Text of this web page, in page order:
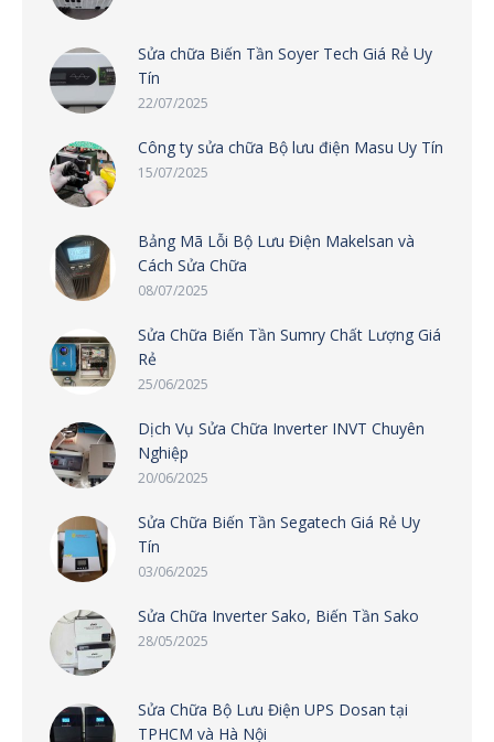
Sửa chữa Biến Tần Soyer Tech Giá Rẻ Uy
Tín
22/07/2025
Công ty sửa chữa Bộ lưu điện Masu Uy Tín
15/07/2025
Bảng Mã Lỗi Bộ Lưu Điện Makelsan và
Cách Sửa Chữa
08/07/2025
Sửa Chữa Biến Tần Sumry Chất Lượng Giá
Rẻ
25/06/2025
Dịch Vụ Sửa Chữa Inverter INVT Chuyên
Nghiệp
20/06/2025
Sửa Chữa Biến Tần Segatech Giá Rẻ Uy
Tín
03/06/2025
Sửa Chữa Inverter Sako, Biến Tần Sako
28/05/2025
Sửa Chữa Bộ Lưu Điện UPS Dosan tại
TPHCM và Hà Nội